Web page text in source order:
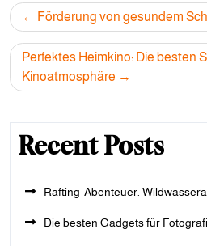
Post
navigation
Förderung von gesundem
Perfektes Heimkino: Die besten
Kinoatmosphäre
Recent Posts
Rafting-Abenteuer:
Die besten Gadgets für